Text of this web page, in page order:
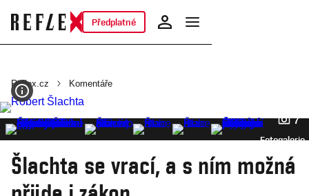
Předplatné
Reflex.cz Komentáře
7
Fotogalerie
Šlachta se vrací, a s ním možná